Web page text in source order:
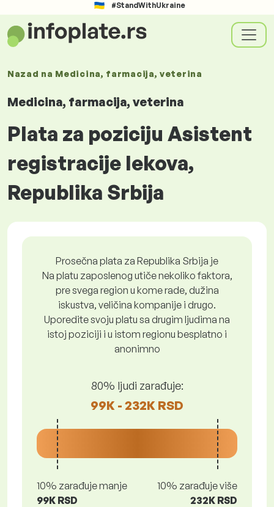
#StandWithUkraine
Nazad na Medicina, farmacija, veterina
Medicina, farmacija, veterina
Plata za poziciju Asistent
registracije lekova,
Republika Srbija
Prosečna plata za Republika Srbija je
Na platu zaposlenog utiče nekoliko faktora,
pre svega region u kome rade, dužina
iskustva, veličina kompanije i drugo.
Uporedite svoju platu sa drugim ljudima na
istoj poziciji i u istom regionu besplatno i
anonimno
80% ljudi zarađuje:
99K - 232K RSD
10% zarađuje manje
99K RSD
10% zarađuje više
232K RSD